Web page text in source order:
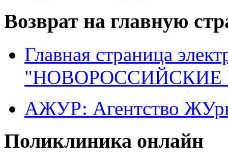
Возврат на главную
Главная страница
"НОВОРОССИЙСКИЕ
АЖУР: Агентство
Поликлиника онлайн